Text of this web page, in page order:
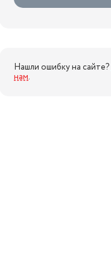
Нашли ошибку на сайте?
нам.